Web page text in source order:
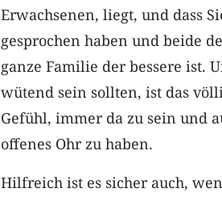
Erwachsenen, liegt, und dass
gesprochen haben und beide
ganze Familie der bessere ist.
wütend sein sollten, ist das
Gefühl, immer da zu sein und
offenes Ohr zu haben.
Hilfreich ist es sicher auch,